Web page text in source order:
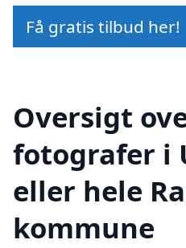
Få gratis tilbud her!
Oversigt
fotografer i
eller hele
kommune